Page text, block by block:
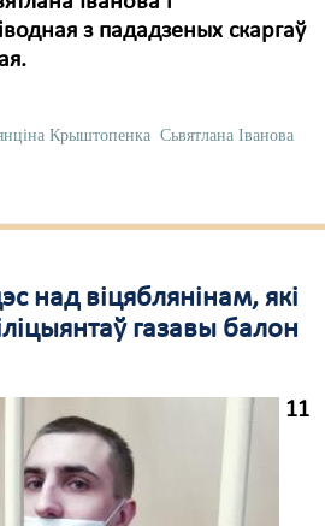
з пададзеных скаргаў
Крыштопенка Сьвятлана Іванова
над віцяблянінам, які
газавы балон
11